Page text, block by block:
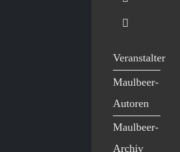
Veranstalter
Maulbeer-
Autoren
Maulbeer-
Archiv